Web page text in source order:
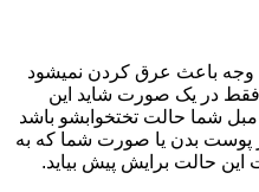
وجه باعث عرق کردن نمیشود
در یک صورت شاید این
مبل شما حالت تختخوابشو باشد
پوست بدن یا صورت شما که به
حالت برایش پیش بیاید.